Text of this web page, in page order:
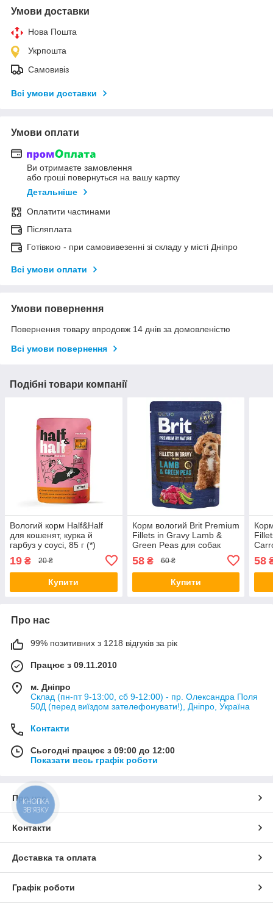
Умови доставки
Нова Пошта
Укрпошта
Самовивіз
Всі умови доставки
Умови оплати
Ви отримаєте замовлення
або гроші повернуться на вашу картку
Детальніше
Оплатити частинами
Післяплата
Готівкою - при самовивезенні зі складу у місті Дніпро
Всі умови оплати
Умови повернення
Повернення товару впродовж 14 днів за домовленістю
Всі умови повернення
Подібні товари компанії
Вологий корм Half&Half
для кошенят, курка й
гарбуз у соусі, 85 г (*)
19 ₴ 20 ₴
Купити
Корм вологий Brit Premium
Fillets in Gravy Lamb &
Green Peas для собак
малих порід філе в соусі
ягня і зелений горошок 85
г (*)
58₴ 60 ₴
Купити
58
Про нас
99% позитивних з 1218 відгуків за рік
Працює з 09.11.2010
м. Дніпро
Склад (пн-пт 9-13:00, сб 9-12:00) - пр. Олександра Поля
50Д (перед виїздом зателефонувати!), Дніпро, Україна
Контакти
Сьогодні працює з 09:00 до 12:00
Показати весь графік роботи
Про нас
Контакти
Доставка та оплата
Графік роботи
КНОПКА
ЗВ'ЯЗКУ